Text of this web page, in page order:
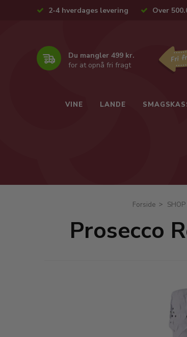
2-4 hverdages levering Over
Du mangler 499 kr.
for at opnå fri fragt
VINE LANDE
Forside SHOP
Prosecco